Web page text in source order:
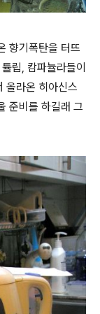
향기폭탄을 터뜨
립, 캄파뉼라들이
올라온 히아신스
준비를 하길래 그